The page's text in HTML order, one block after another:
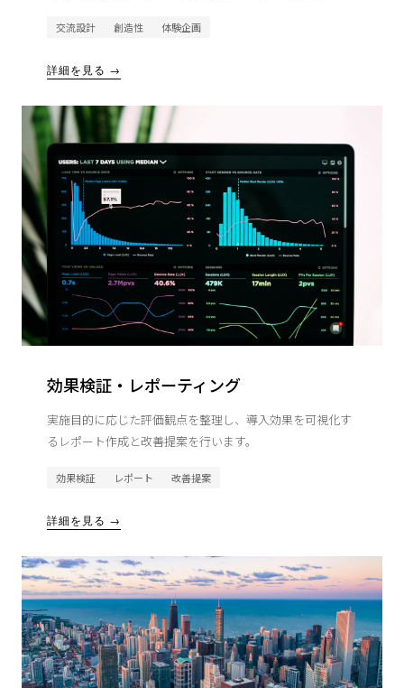
交流設計 創造性 体験企画
詳細を見る →
効果検証・レポーティング
実施目的に応じた評価観点を整理し、導入効果を可視化す
るレポート作成と改善提案を行います。
効果検証 レポート 改善提案
詳細を見る →